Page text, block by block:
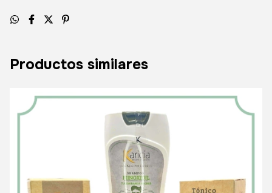
Productos similares